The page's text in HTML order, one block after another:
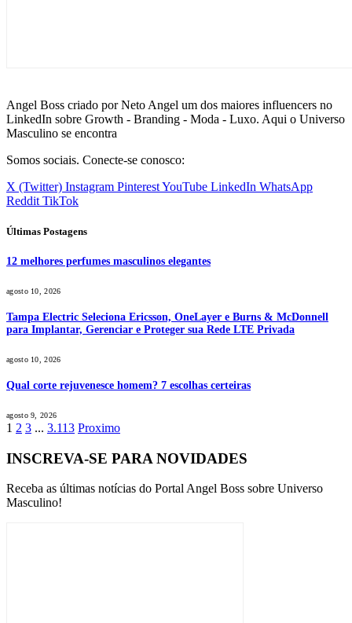
Angel Boss criado por Neto Angel um dos maiores influencers no
LinkedIn sobre Growth - Branding - Moda - Luxo. Aqui o Universo
Masculino se encontra
Somos sociais. Conecte-se conosco:
X (Twitter) Instagram PinterestYouTube LinkedIn WhatsApp
Reddit TikTok
Últimas Postagens
12 melhores perfumes masculinos elegantes
agosto 10, 2026
Tampa Electric Seleciona Ericsson, OneLayer e Burns & McDonnell
para Implantar, Gerenciar e Proteger sua Rede LTE Privada
agosto 10, 2026
Qual corte rejuvenesce homem? 7 escolhas certeiras
agosto 9, 2026
1 2 3 ... 3.113 Proximo
INSCREVA-SE PARA NOVIDADES
Receba as últimas notícias do Portal Angel Boss sobre Universo
Masculino!